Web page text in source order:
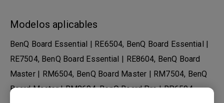
Modelos aplicables
BenQ Board Essential | RE6504, BenQ Board Essential |
RE7504, BenQ Board Essential | RE8604, BenQ Board
Master | RM6504, BenQ Board Master | RM7504, BenQ
Board Master | RM8604, BenQ Board Pro | RP6504,